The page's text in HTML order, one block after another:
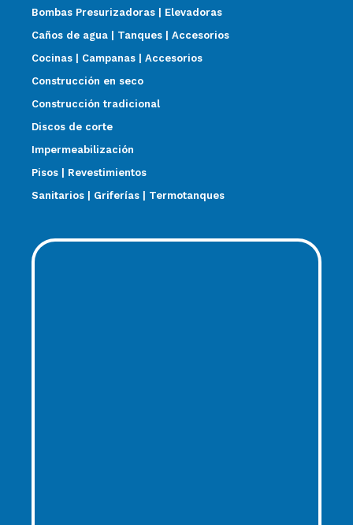
Bombas Presurizadoras | Elevadoras
Caños de agua | Tanques | Accesorios
Cocinas | Campanas | Accesorios
Construcción en seco
Construcción tradicional
Discos de corte
Impermeabilización
Pisos | Revestimientos
Sanitarios | Griferías | Termotanques